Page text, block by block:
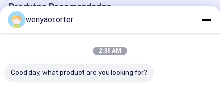
Produtos Recomendados
wenyaosorter
2:38 AM
Good day, what product are you looking for?